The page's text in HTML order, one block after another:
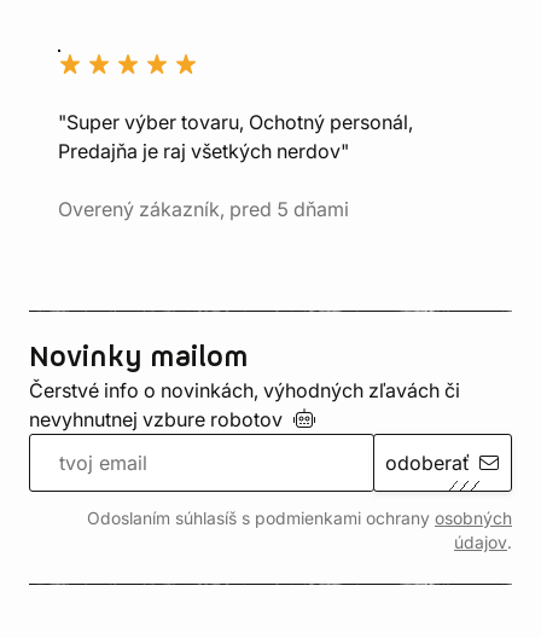
"Super výber tovaru, Ochotný personál,
Predajňa je raj všetkých nerdov"
Overený zákazník, pred 5 dňami
Novinky mailom
Čerstvé info o novinkách, výhodných zľavách či
nevyhnutnej vzbure robotov
odoberať
Odoslaním súhlasíš s podmienkami ochrany osobných
údajov.